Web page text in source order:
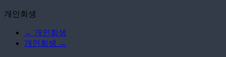
개인회생
← 개인회생
개인회생 →